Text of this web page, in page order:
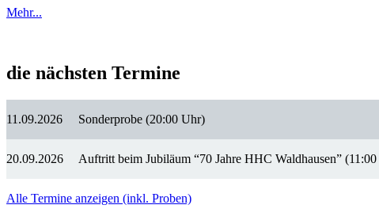
Mehr...
die nächsten Termine
11.09.2026 Sonderprobe (20:00 Uhr)
20.09.2026 Auftritt beim Jubiläum “70 Jahre HHC Waldhausen”
Alle Termine anzeigen (inkl. Proben)